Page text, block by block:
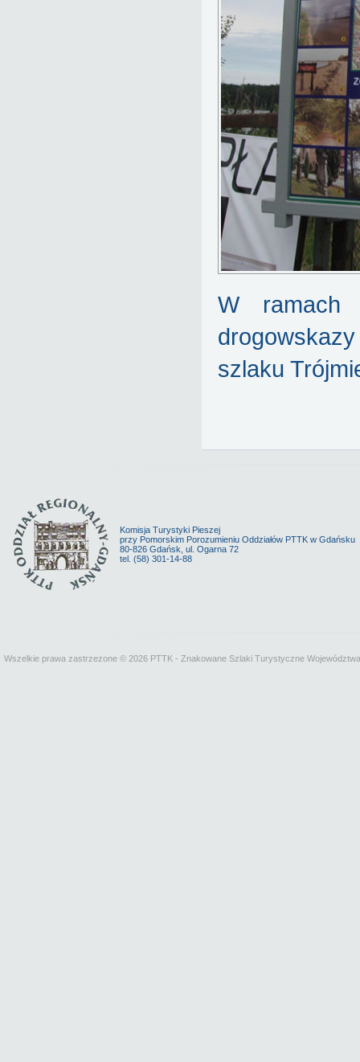
W ramach
szlaku
Komisja Turystyki Pieszej
przy Pomorskim Porozumieniu Oddziałów PTTK w Gdańsku
80-826 Gdańsk, ul. Ogarna 72
tel. (58) 301-14-88
Wszelkie prawa zastrzezone © 2026 PTTK - Znakowane Szlaki Turystyczne